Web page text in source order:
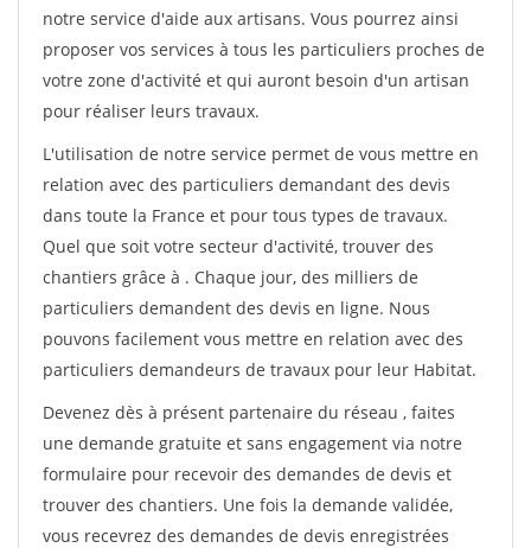
notre service d'aide aux artisans. Vous pourrez ainsi
proposer vos services à tous les particuliers proches de
votre zone d'activité et qui auront besoin d'un artisan
pour réaliser leurs travaux.
L'utilisation de notre service permet de vous mettre en
relation avec des particuliers demandant des devis
dans toute la France et pour tous types de travaux.
Quel que soit votre secteur d'activité, trouver des
chantiers grâce à . Chaque jour, des milliers de
particuliers demandent des devis en ligne. Nous
pouvons facilement vous mettre en relation avec des
particuliers demandeurs de travaux pour leur Habitat.
Devenez dès à présent partenaire du réseau , faites
une demande gratuite et sans engagement via notre
formulaire pour recevoir des demandes de devis et
trouver des chantiers. Une fois la demande validée,
vous recevrez des demandes de devis enregistrées